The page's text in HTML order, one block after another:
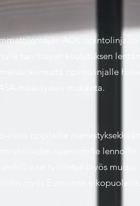
AOL opintolinjalta
tarvittavan koulutuksen
opintolinjalle
määräysten mukaista.
initio oppilaille
operoimille
työllistyä myös
myös Euroopan ulkopuolella.